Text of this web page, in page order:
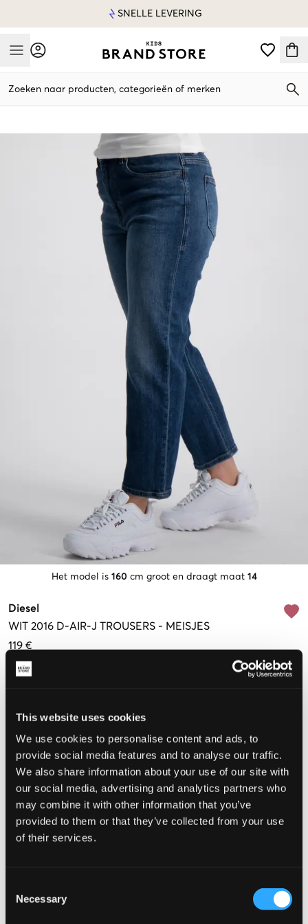
This website uses cookies
We use cookies to personalise content and ads, to
provide social media features and to analyse our traffic.
We also share information about your use of our site with
our social media, advertising and analytics partners who
may combine it with other information that you’ve
provided to them or that they’ve collected from your use
of their services.
Selection
Necessary
SNELLE LEVERING
Mobile Menu
Zoeken naar producten, categorieën of merken
Het model is 160 cm groot en draagt maat 14
Diesel
WIT 2016 D-AIR-J TROUSERS - MEISJES
119 €
Maat
De maat lijkt
Te klein Perfect Te groot
MAATTABEL
Snelle levering